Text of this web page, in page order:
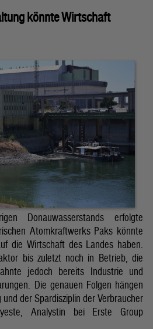
könnte Wirtschaft
Donauwasserstands erfolgte
Atomkraftwerks Paks könnte
die Wirtschaft des Landes haben.
bis zuletzt noch in Betrieb, die
jedoch bereits Industrie und
Die genauen Folgen hängen
der Spardisziplin der Verbraucher
Analystin bei Erste Group